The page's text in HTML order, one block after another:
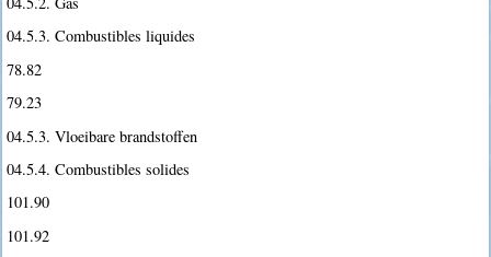
04.5.3. Combustibles liquides
78.82
79.23
04.5.3. Vloeibare brandstoffen
04.5.4. Combustibles solides
101.90
101.92